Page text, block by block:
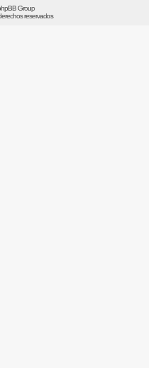
Group
reservados